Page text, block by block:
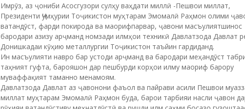
Имрӯз, аз ҷониби Асосгузори сулҳу ваҳдати миллӣ -Пешвои миллат,
Президенти Ҷумҳурии Тоҷикистон муҳтарам Эмомалӣ Раҳмон олими
ватандӯст, фарди покирода ва маорифпарвар, ҷавони масъулиятшинос
бародари азизу арҷманд номзади илмҳои техникӣ Давлатзода Давлат
Донишкадаи кӯҳию металлургии Тоҷикистон таъйин гардиданд.
Ин масъулияти навро бар устоди арҷманд ва бародари меҳандӯст
таҳният гуфта, барояшон дар пешбурди корҳои илму маориф барору
муваффақият таманно менамоям.
Давлатзода Давлат аз ҷавонони фаъол ва пайрави асили Пешвои
миллат муҳтарам Эмомалӣ Раҳмон буда, барои тарбияи насли ҷавон